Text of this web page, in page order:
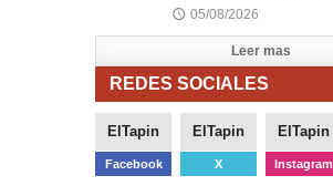
🕔 05/08/2026
Leer mas
REDES SOCIALES
ElTapin
Facebook
ElTapin
X
ElTapin
Instagram